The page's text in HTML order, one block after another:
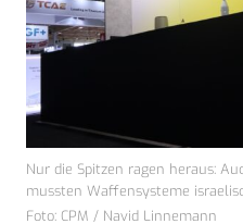
Nur die Spitzen ragen heraus:
mussten Waffensysteme
Foto: CPM / Navid Linnemann